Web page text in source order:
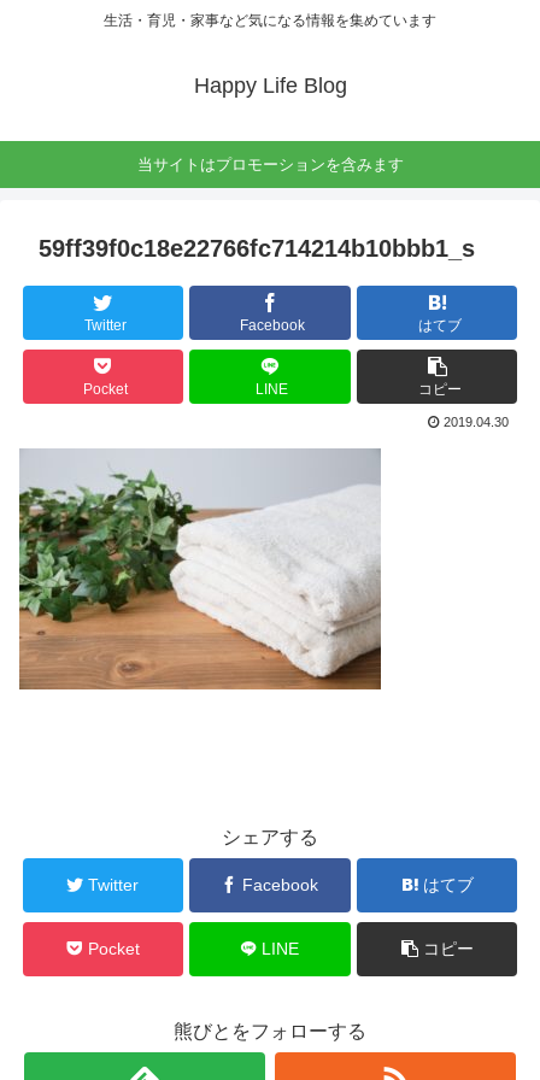
生活・育児・家事など気になる情報を集めています
Happy Life Blog
当サイトはプロモーションを含みます
59ff39f0c18e22766fc714214b10bbb1_s
Twitter Facebook はてブ
Pocket LINE コピー
2019.04.30
シェアする
Twitter Facebook はてブ
Pocket LINE コピー
熊びとをフォローする